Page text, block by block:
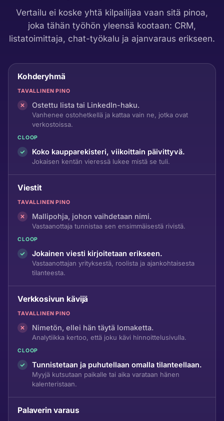
Vertailu ei koske yhtä kilpailijaa vaan sitä pinoa,
joka tähän työhön yleensä kootaan: CRM,
listatoimittaja, chat-työkalu ja ajanvaraus erikseen.
Kohderyhmä
TAVALLINEN PINO
Ostettu lista tai LinkedIn-haku.
Vanhenee ostohetkellä ja kattaa vain ne, jotka ovat
verkostoissa.
CLOOP
Koko kaupparekisteri, viikoittain päivittyvä.
Jokaisen kentän vieressä lukee mistä se tuli.
Viestit
TAVALLINEN PINO
Mallipohja, johon vaihdetaan nimi.
Vastaanottaja tunnistaa sen ensimmäisestä rivistä.
CLOOP
Jokainen viesti kirjoitetaan erikseen.
Vastaanottajan yrityksestä, roolista ja ajankohtaisesta
tilanteesta.
Verkkosivun kävijä
TAVALLINEN PINO
Nimetön, ellei hän täytä lomaketta.
Analytiikka kertoo, että joku kävi hinnoittelusivulla.
CLOOP
Tunnistetaan ja puhutellaan omalla tilanteellaan.
Myyjä kutsutaan paikalle tai aika varataan hänen
kalenteristaan.
Palaverin varaus